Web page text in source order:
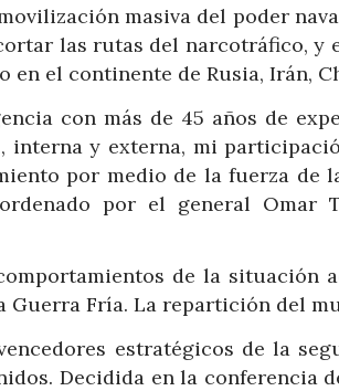
masiva del poder
las rutas del narcotráfico, y
el continente de Rusia, Irán,
con más de 45 años de
interna y externa, mi
por medio de la fuerza de
por el general Omar
de la situación
Guerra Fría. La repartición del
estratégicos de la
Decidida en la conferencia